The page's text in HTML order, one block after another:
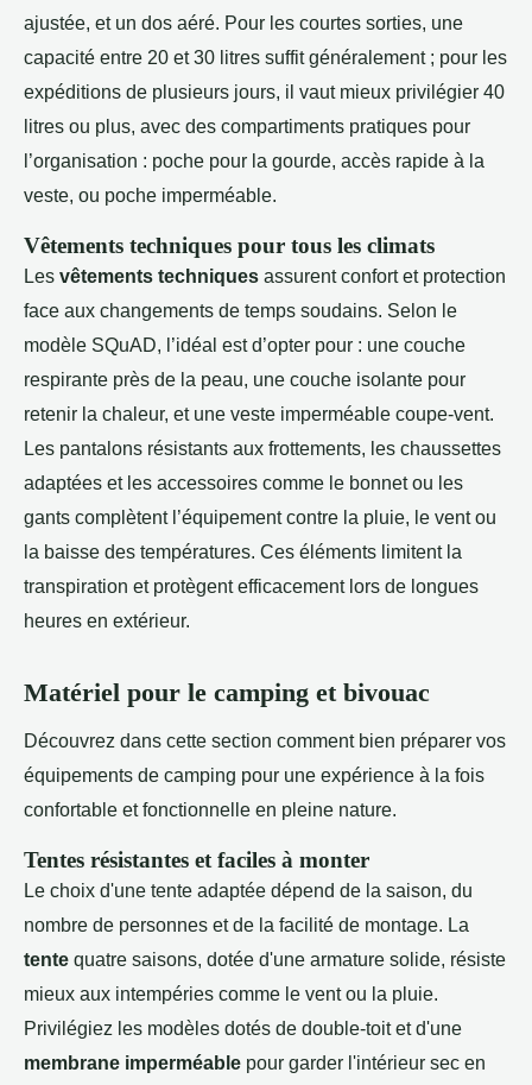
ajustée, et un dos aéré. Pour les courtes sorties, une
capacité entre 20 et 30 litres suffit généralement ; pour les
expéditions de plusieurs jours, il vaut mieux privilégier 40
litres ou plus, avec des compartiments pratiques pour
l’organisation : poche pour la gourde, accès rapide à la
veste, ou poche imperméable.
Vêtements techniques pour tous les climats
Les vêtements techniques assurent confort et protection
face aux changements de temps soudains. Selon le
modèle SQuAD, l’idéal est d’opter pour : une couche
respirante près de la peau, une couche isolante pour
retenir la chaleur, et une veste imperméable coupe-vent.
Les pantalons résistants aux frottements, les chaussettes
adaptées et les accessoires comme le bonnet ou les
gants complètent l’équipement contre la pluie, le vent ou
la baisse des températures. Ces éléments limitent la
transpiration et protègent efficacement lors de longues
heures en extérieur.
Matériel pour le camping et bivouac
Découvrez dans cette section comment bien préparer vos
équipements de camping pour une expérience à la fois
confortable et fonctionnelle en pleine nature.
Tentes résistantes et faciles à monter
Le choix d'une tente adaptée dépend de la saison, du
nombre de personnes et de la facilité de montage. La
tente quatre saisons, dotée d'une armature solide, résiste
mieux aux intempéries comme le vent ou la pluie.
Privilégiez les modèles dotés de double-toit et d'une
membrane imperméable pour garder l'intérieur sec en